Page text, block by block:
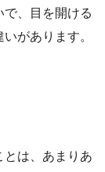
、目を開ける
があります。
とは、あまりあ